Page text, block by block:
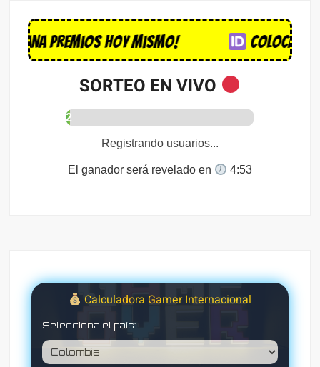
premios hoy mismo! Coloca tu
SORTEO EN VIVO
3
Registrando usuarios...
El ganador será revelado en 4:52
Calculadora Gamer Internacional
Selecciona el país: